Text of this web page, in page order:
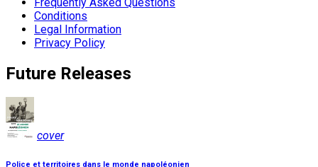
Conditions
Legal Information
Privacy Policy
Future Releases
cover
Police et territoires dans le monde napoléonien